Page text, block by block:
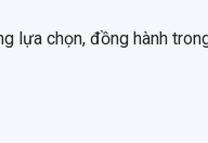
lựa chọn, đồng hành